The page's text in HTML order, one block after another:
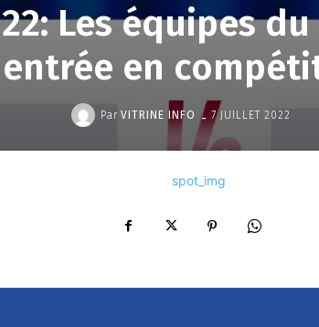
Les équipes
entrée en
Par VITRINE INFO - 7 JUILLET 2022